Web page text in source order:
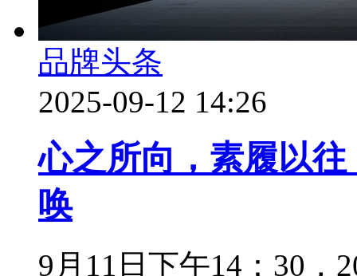
品牌头条
2025-09-12 14:26
心之所向，素履以
唤
9月11日下午14：30，